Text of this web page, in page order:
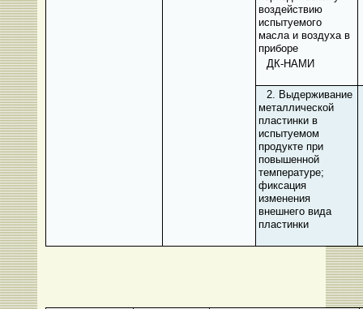
воздействию
испытуемого
масла и воздуха в
приборе
ДК-НАМИ
2. Выдерживание
металлической
пластинки в
испытуемом
продукте при
повышенной
температуре;
фиксация
изменения
внешнего вида
пластинки